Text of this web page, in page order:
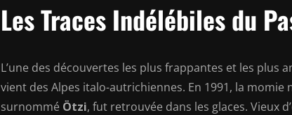
Les Traces Indélébiles du
L’une des découvertes les plus frappantes et les
vient des Alpes italo-autrichiennes. En 1991, la
surnommé Ötzi, fut retrouvée dans les glaces. Vieux